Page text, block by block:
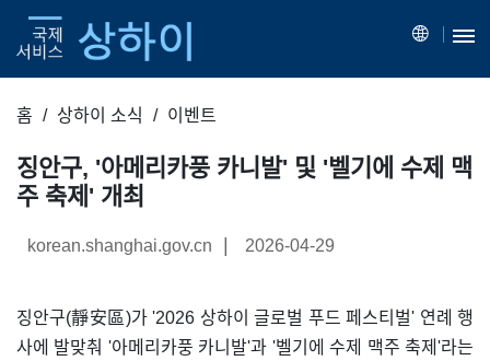
홈 상하이 소식 이벤트
징안구, '아메리카풍 카니발' 및 '벨기에 수제 맥
주 축제' 개최
korean.shanghai.gov.cn | 2026-04-29
징안구(靜安區)가 '2026 상하이 글로벌 푸드 페스티벌' 연례 행
사에 발맞춰 '아메리카풍 카니발'과 '벨기에 수제 맥주 축제'라는